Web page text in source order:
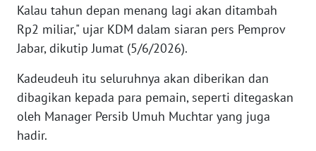
Kalau tahun depan menang lagi akan ditambah
Rp2 miliar," ujar KDM dalam siaran pers Pemprov
Jabar, dikutip Jumat (5/6/2026).
Kadeudeuh itu seluruhnya akan diberikan dan
dibagikan kepada para pemain, seperti ditegaskan
oleh Manager Persib Umuh Muchtar yang juga
hadir.
WN
SULTENG
WN
SULBAR
WN